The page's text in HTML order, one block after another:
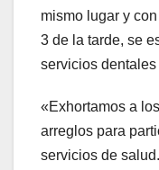
mismo lugar y
3 de la tarde, se
servicios
«Exhortamos a
arreglos para
servicios de